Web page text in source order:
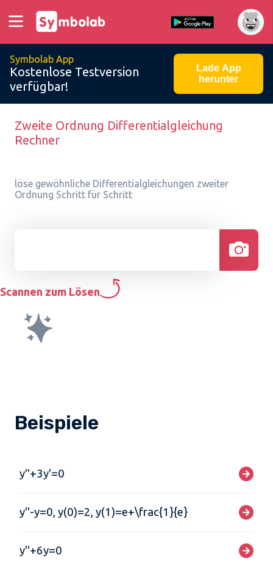
Symbolab App
Kostenlose Testversion
verfügbar!
Lade App
herunter
Zweite Ordnung Differentialgleichung
Rechner
löse gewöhnliche Differentialgleichungen zweiter
Ordnung Schritt für Schritt
Scannen zum Lösen
Beispiele
y''+3y'=0
y''-y=0, y(0)=2, y(1)=e+\frac{1}{e}
y''+6y=0